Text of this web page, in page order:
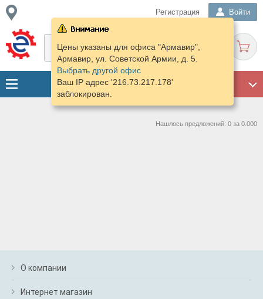
Регистрация Войти
Цены указаны для офиса "Армавир",
Армавир, ул. Советской Армии, д. 5.
Выбрать другой офис
Ваш IP адрес '216.73.217.178'
заблокирован.
Нашлось предложений: 0 за 0.000
О компании
Интернет магазин